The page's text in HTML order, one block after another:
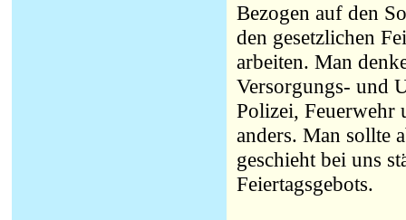
Bezogen auf den
den gesetzlichen
arbeiten. Man
Versorgungs- und
Polizei, Feuerwehr
anders. Man sollte
geschieht bei uns
Feiertagsgebots.